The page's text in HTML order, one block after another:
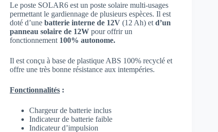
Le poste SOLAR6 est un poste solaire multi-usages
permettant le gardiennage de plusieurs espèces. Il est
doté d’une batterie interne de 12V (12 Ah) et d’un
panneau solaire de 12W pour offrir un
fonctionnement 100% autonome.
Il est conçu à base de plastique ABS 100% recyclé et
offre une très bonne résistance aux intempéries.
Fonctionnalités :
Chargeur de batterie inclus
Indicateur de batterie faible
Indicateur d’impulsion